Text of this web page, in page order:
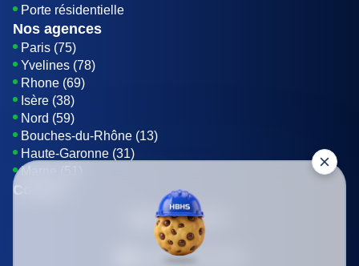
Porte résidentielle
Nos agences
Paris (75)
Yvelines (78)
Rhone (69)
Isère (38)
Nord (59)
Bouches-du-Rhône (13)
Haute-Garonne (31)
Marne (51)
Contact
01 85 42 08 07
Envoyer un E-mail